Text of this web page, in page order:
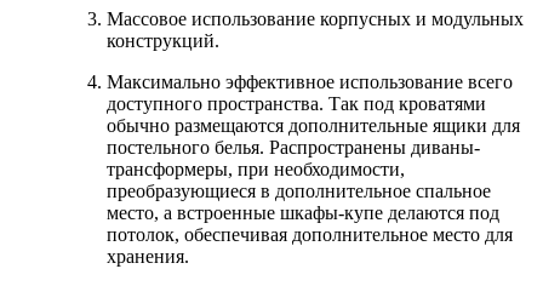
Массовое использование корпусных и модульных
конструкций.
Максимально эффективное использование всего
доступного пространства. Так под кроватями
обычно размещаются дополнительные ящики для
постельного белья. Распространены диваны-
трансформеры, при необходимости,
преобразующиеся в дополнительное спальное
место, а встроенные шкафы-купе делаются под
потолок, обеспечивая дополнительное место для
хранения.